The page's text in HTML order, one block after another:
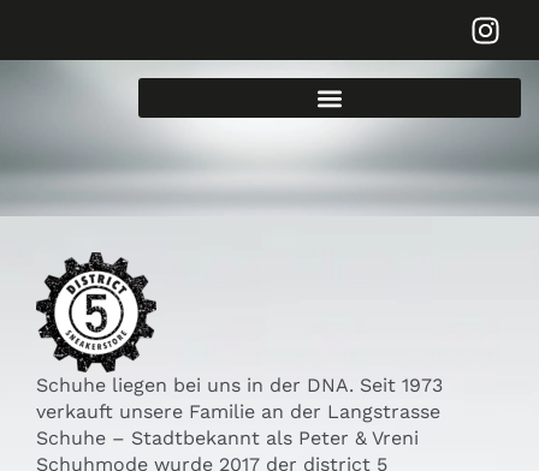
Schuhe liegen bei uns in der DNA. Seit 1973
verkauft unsere Familie an der Langstrasse
Schuhe – Stadtbekannt als Peter & Vreni
Schuhmode wurde 2017 der district 5